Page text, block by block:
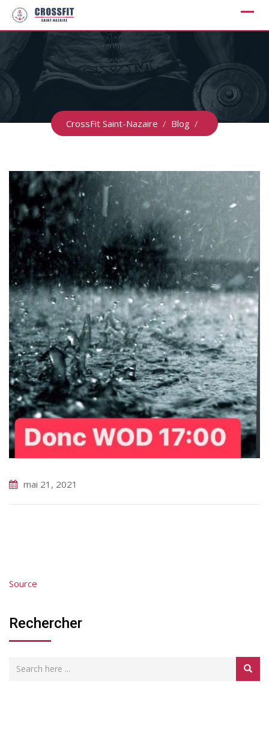
Skip
CrossFit Saint-Nazaire / Blog /
mai 21, 2021
Source
Rechercher